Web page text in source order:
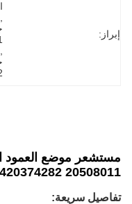
إبراز:
مستشعر موضع العمود
20508011 7420374282 20374282 0281002458
تفاصيل سريعة: